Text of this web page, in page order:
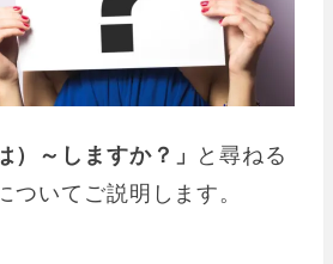
）～しますか？」 と尋ねる
ついてご説明します。